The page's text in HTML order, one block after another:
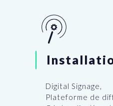
Digital Signage,
Plateforme de